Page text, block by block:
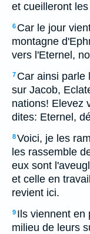
et cueilleront
6 Car le jour
montagne
vers l'Eternel,
7 Car ainsi parle
sur Jacob,
nations! Elevez
dites: Eternel,
8Voici, je les
les rassemble
eux sont
et celle en
revient ici.
9 Ils viennent en
milieu de leurs